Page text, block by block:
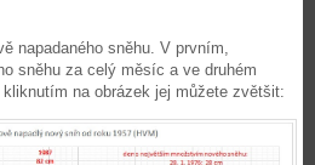
napadaného sněhu. V prvním,
sněhu za celý měsíc a ve druhém
na obrázek jej můžete zvětšit: